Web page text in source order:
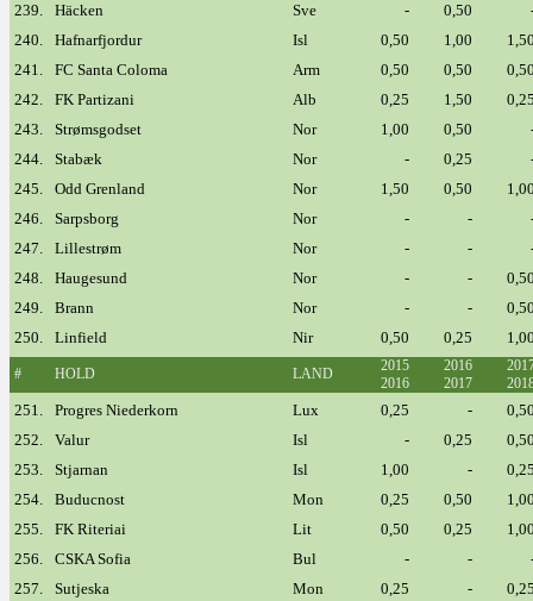
239.
Häcken Sve - 0,50
240.
Hafnarfjordur Isl 0,50 1,00
241.
FC Santa Coloma Arm 0,50 0,50
242.
FK Partizani Alb 0,25 1,50
243.
Strømsgodset Nor 1,00 0,50
244.
Stabæk Nor - 0,25
245.
Odd Grenland Nor 1,50 0,50
246.
Sarpsborg Nor - -
247.
Lillestrøm Nor - -
248.
Haugesund Nor - -
249.
Brann Nor - -
250.
Linfield Nir 0,50 0,25
# HOLD LAND
2015
2016
2016
2017
251. Progres Niederkorn Lux 0,25 -
252.
Valur Isl - 0,25
253.
Stjarnan Isl 1,00 -
254.
Buducnost Mon 0,25 0,50
255.
FK Riteriai Lit 0,50 0,25
256.
CSKA Sofia Bul - -
257.
Sutjeska Mon 0,25 -